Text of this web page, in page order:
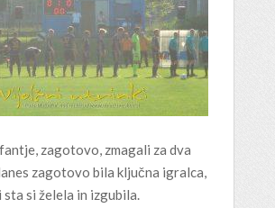
zagotovo, zmagali za dva
zagotovo bila ključna igralca,
sta si želela in izgubila.